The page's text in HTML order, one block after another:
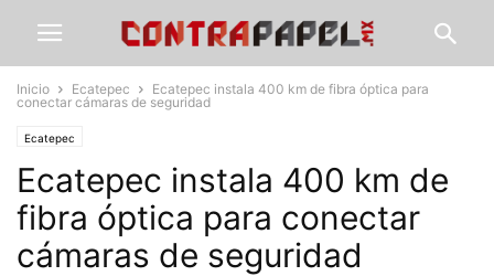
Inicio Ecatepec
Ecatepec instala 400 km de fibra óptica para
conectar cámaras de seguridad
Ecatepec
Ecatepec instala 400 km de
fibra óptica para conectar
cámaras de seguridad